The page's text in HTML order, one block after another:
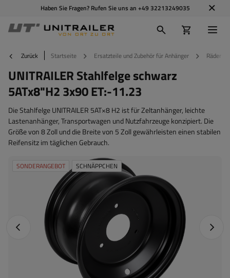
Haben Sie Fragen? Rufen Sie uns an +49 32213249035
Zurück Startseite Ersatzteile und Zubehör für Anhänger Räder
UNITRAILER Stahlfelge schwarz
5ATx8"H2 3x90 ET:-11.23
Die Stahlfelge UNITRAILER 5AT×8 H2 ist für Zeltanhänger, leichte
Lastenanhänger, Transportwagen und Nutzfahrzeuge konzipiert. Die
Größe von 8 Zoll und die Breite von 5 Zoll gewährleisten einen stabilen
Reifensitz im täglichen Gebrauch.
Vorheriges Foto
SONDERANGEBOT SCHNÄPPCHEN